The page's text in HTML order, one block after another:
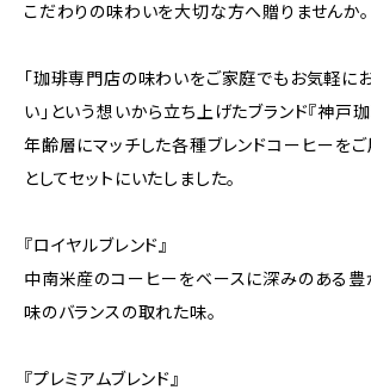
こだわりの味わいを大切な方へ贈りませんか。
「珈琲専門店の味わいをご家庭でもお気軽に
い」という想いから立ち上げたブランド『神戸
年齢層にマッチした各種ブレンドコーヒーをご
としてセットにいたしました。
『ロイヤルブレンド』
中南米産のコーヒーをベースに深みのある豊
味のバランスの取れた味。
『プレミアムブレンド』